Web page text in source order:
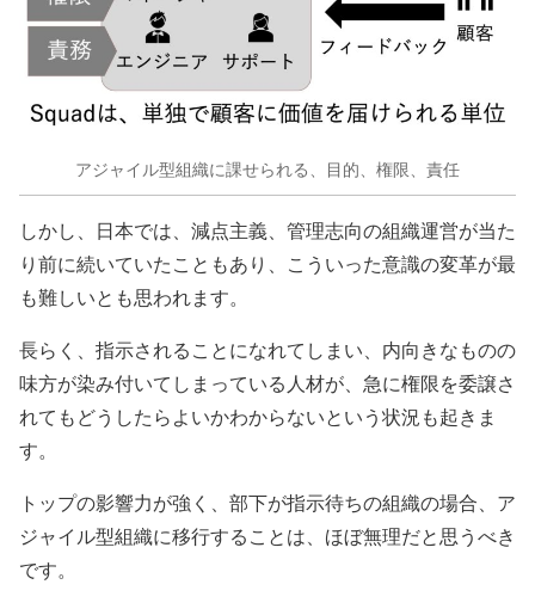
アジャイル型組織に課せられる、目的、権限、責任
しかし、日本では、減点主義、管理志向の組織運営が当た
り前に続いていたこともあり、こういった意識の変革が最
も難しいとも思われます。
長らく、指示されることになれてしまい、内向きなものの
味方が染み付いてしまっている人材が、急に権限を委譲さ
れてもどうしたらよいかわからないという状況も起きま
す。
トップの影響力が強く、部下が指示待ちの組織の場合、ア
ジャイル型組織に移行することは、ほぼ無理だと思うべき
です。